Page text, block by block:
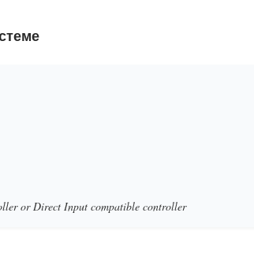
or Direct Input compatible controller